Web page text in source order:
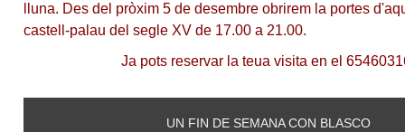
lluna. Des del pròxim 5 de desembre obrirem la portes
castell-palau del segle XV de 17.00 a 21.00.
Ja pots reservar la teua visita en el
UN FIN DE SEMANA CON BLASCO